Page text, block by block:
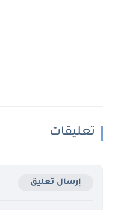
تعليقات
إرسال تعليق